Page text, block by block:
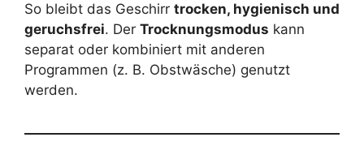
So bleibt das Geschirr trocken, hygienisch und
geruchsfrei. Der Trocknungsmodus kann
separat oder kombiniert mit anderen
Programmen (z. B. Obstwäsche) genutzt
werden.